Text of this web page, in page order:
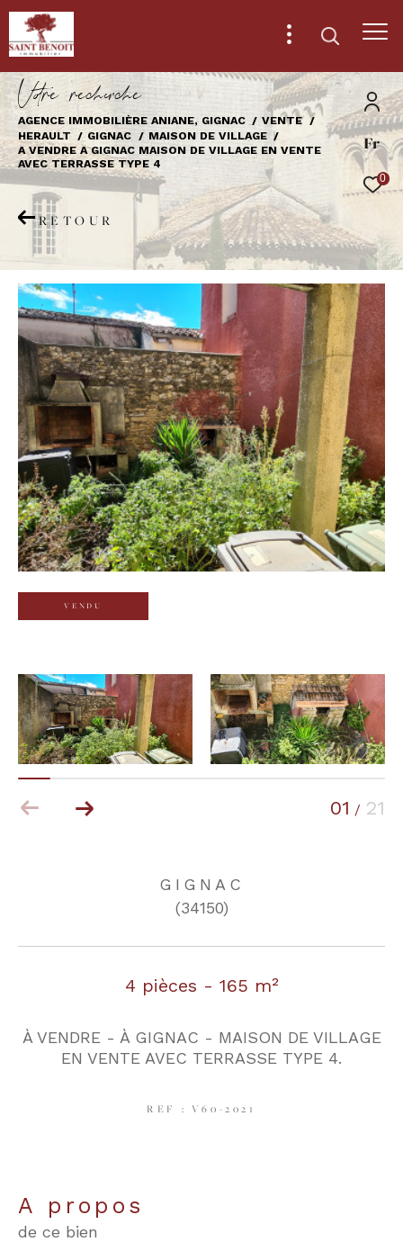
Fr
0
Vore recece
AGENCE IMMOBILIÈRE ANIANE, GIGNAC
VENTE
HERAULT
GIGNAC
MAISON DE VILLAGE
A VENDRE A GIGNAC MAISON DE VILLAGE EN VENTE
AVEC TERRASSE TYPE 4
RETOUR
VENDU
01 / 21
GIGNAC
(34150)
4 pièces - 165 m²
À VENDRE - À GIGNAC - MAISON DE VILLAGE
EN VENTE AVEC TERRASSE TYPE 4.
REF : V60-2021
a propos
de ce bien
Effectuer une recherche
et trouver le bien qui correspond à vos
critères
Type
Vente
Type
de
bien
Type de bien
Ville
Budget
Budget
Surface
Surface
Pièces
Référence
AFFINER LES CRITÈRES
TERRASSE PARKING PISCINE
RECHERCHER